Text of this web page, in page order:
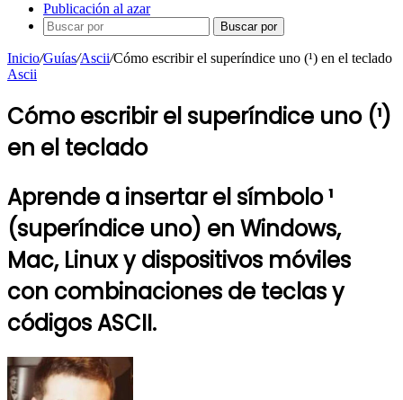
Publicación al azar
Buscar por
Inicio/Guías/Ascii/Cómo escribir el superíndice uno (¹) en el teclado
Ascii
Cómo escribir el superíndice uno (¹)
en el teclado
Aprende a insertar el símbolo ¹
(superíndice uno) en Windows,
Mac, Linux y dispositivos móviles
con combinaciones de teclas y
códigos ASCII.